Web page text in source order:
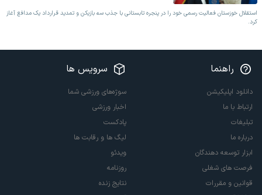
استقلال خوزستان فعالیت رسمی خود را در پنجره تابستانی با جذب سه بازیکن و تمدید قرارداد یک مدافع آغاز
کرد.
راهنما
دانلود اپلیکیشن
ارتباط با ما
تبلیغات
درباره ما
ابزار توسعه دهندگان
فرصت های شغلی
قوانین و مقررات
سرویس ها
سوژه‌های ورزشی شما
اخبار ورزشی
پادکست
لیگ ها و رقابت ها
ویدئو
روزنامه
نتایج زنده